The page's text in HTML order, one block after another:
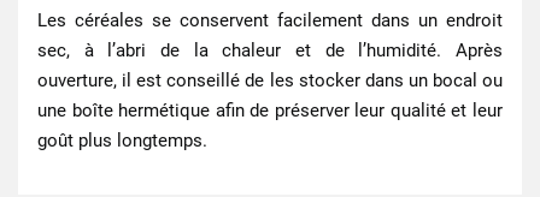
Les céréales se conservent facilement dans un endroit
sec, à l’abri de la chaleur et de l’humidité. Après
ouverture, il est conseillé de les stocker dans un bocal ou
une boîte hermétique afin de préserver leur qualité et leur
goût plus longtemps.